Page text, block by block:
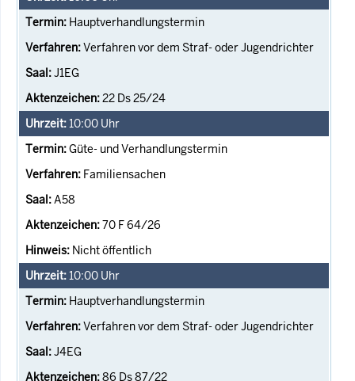
Hauptverhandlungstermin
Verfahren vor dem Straf- oder Jugendrichter
J1EG
22 Ds 25/24
10:00 Uhr
Güte- und Verhandlungstermin
Familiensachen
A58
70 F 64/26
Nicht öffentlich
10:00 Uhr
Hauptverhandlungstermin
Verfahren vor dem Straf- oder Jugendrichter
J4EG
86 Ds 87/22